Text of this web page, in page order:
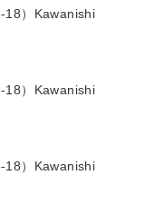
）Kawanishi
）Kawanishi
）Kawanishi